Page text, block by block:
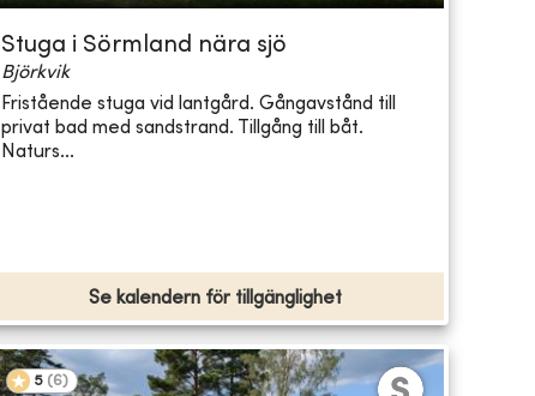
Stuga i Sörmland nära sjö
Björkvik
Fristående stuga vid lantgård. Gångavstånd till
privat bad med sandstrand. Tillgång till båt.
Naturs...
Se kalendern för tillgänglighet
5 (6)